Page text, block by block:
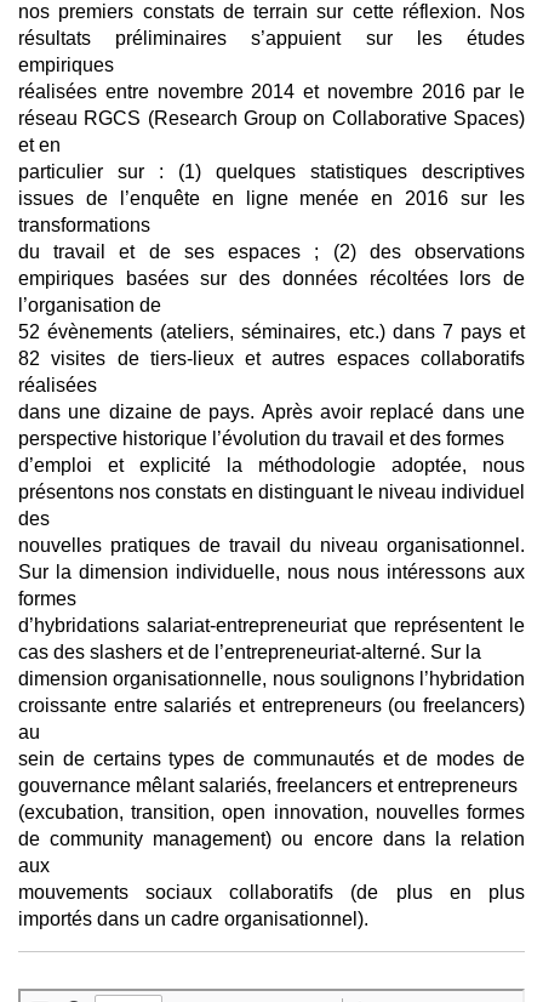
nos premiers constats de terrain sur cette réflexion. Nos
résultats préliminaires s’appuient sur les études
empiriques
réalisées entre novembre 2014 et novembre 2016 par le
réseau RGCS (Research Group on Collaborative Spaces)
et en
particulier sur : (1) quelques statistiques descriptives
issues de l’enquête en ligne menée en 2016 sur les
transformations
du travail et de ses espaces ; (2) des observations
empiriques basées sur des données récoltées lors de
l’organisation de
52 évènements (ateliers, séminaires, etc.) dans 7 pays et
82 visites de tiers-lieux et autres espaces collaboratifs
réalisées
dans une dizaine de pays. Après avoir replacé dans une
perspective historique l’évolution du travail et des formes
d’emploi et explicité la méthodologie adoptée, nous
présentons nos constats en distinguant le niveau individuel
des
nouvelles pratiques de travail du niveau organisationnel.
Sur la dimension individuelle, nous nous intéressons aux
formes
d’hybridations salariat-entrepreneuriat que représentent le
cas des slashers et de l’entrepreneuriat-alterné. Sur la
dimension organisationnelle, nous soulignons l’hybridation
croissante entre salariés et entrepreneurs (ou freelancers)
au
sein de certains types de communautés et de modes de
gouvernance mêlant salariés, freelancers et entrepreneurs
(excubation, transition, open innovation, nouvelles formes
de community management) ou encore dans la relation
aux
mouvements sociaux collaboratifs (de plus en plus
importés dans un cadre organisationnel).